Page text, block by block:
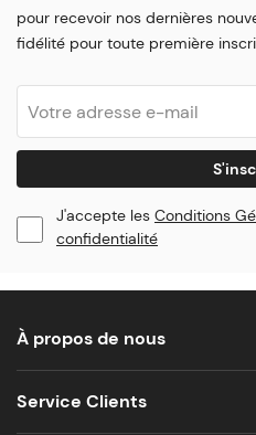
pour recevoir nos dernières
fidélité pour toute première
J'accepte les Conditions
confidentialité
À propos de nous
Service Clients